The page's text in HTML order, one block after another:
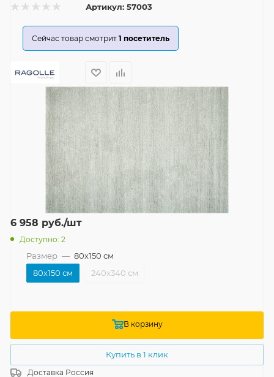
Артикул: 57003
Сейчас товар смотрит 1 посетитель
6 958 руб./шт
Доступно: 2
Размер — 80x150 см
80x150 см
240x340 см
В корзину
Купить в 1 клик
Доставка Россия